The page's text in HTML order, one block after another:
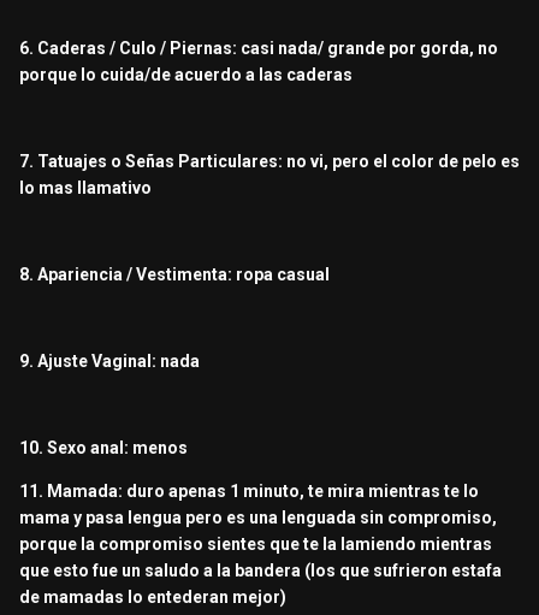
6. Caderas / Culo / Piernas: casi nada/ grande por gorda, no
porque lo cuida/de acuerdo a las caderas
7. Tatuajes o Señas Particulares: no vi, pero el color de pelo es
lo mas llamativo
8. Apariencia / Vestimenta: ropa casual
9. Ajuste Vaginal: nada
10. Sexo anal: menos
11. Mamada: duro apenas 1 minuto, te mira mientras te lo
mama y pasa lengua pero es una lenguada sin compromiso,
porque la compromiso sientes que te la lamiendo mientras
que esto fue un saludo a la bandera (los que sufrieron estafa
de mamadas lo entederan mejor)